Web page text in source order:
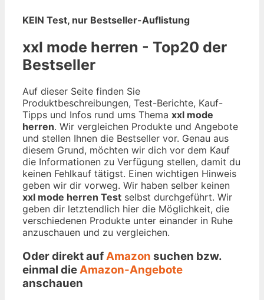
KEIN Test, nur Bestseller-Auflistung
xxl mode herren - Top20 der
Bestseller
Auf dieser Seite finden Sie
Produktbeschreibungen, Test-Berichte, Kauf-
Tipps und Infos rund ums Thema xxl mode
herren. Wir vergleichen Produkte und Angebote
und stellen Ihnen die Bestseller vor. Genau aus
diesem Grund, möchten wir dich vor dem Kauf
die Informationen zu Verfügung stellen, damit du
keinen Fehlkauf tätigst. Einen wichtigen Hinweis
geben wir dir vorweg. Wir haben selber keinen
xxl mode herren Test selbst durchgeführt. Wir
geben dir letztendlich hier die Möglichkeit, die
verschiedenen Produkte unter einander in Ruhe
anzuschauen und zu vergleichen.
Oder direkt aufAmazon suchen bzw.
einmal dieAmazon-Angebote
anschauen